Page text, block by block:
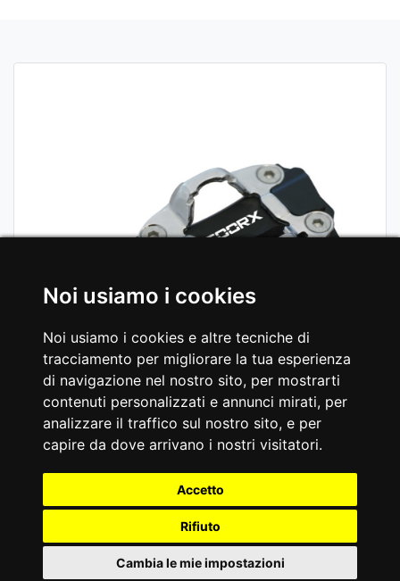
Noi usiamo i cookies
Noi usiamo i cookies e altre tecniche di
tracciamento per migliorare la tua esperienza
di navigazione nel nostro sito, per mostrarti
contenuti personalizzati e annunci mirati, per
analizzare il traffico sul nostro sito, e per
capire da dove arrivano i nostri visitatori.
Accetto
Rifiuto
Cambia le mie impostazioni